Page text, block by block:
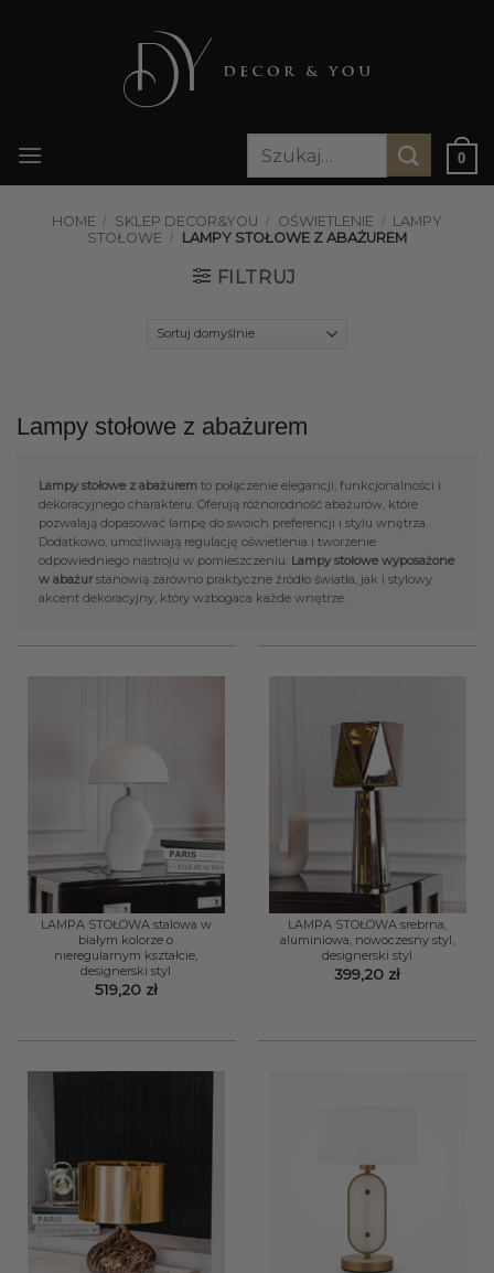
Szukaj:
0
HOME / SKLEP DECOR&YOU / OŚWIETLENIE / LAMPY
STOŁOWE / LAMPY STOŁOWE Z ABAŻUREM
FILTRUJ
Lampy stołowe z abażurem
Lampy stołowe z abażurem to połączenie elegancji, funkcjonalności i
dekoracyjnego charakteru. Oferują różnorodność abażurów, które
pozwalają dopasować lampę do swoich preferencji i stylu wnętrza.
Dodatkowo, umożliwiają regulację oświetlenia i tworzenie
odpowiedniego nastroju w pomieszczeniu. Lampy stołowe wyposażone
w abażurstanowią zarówno praktyczne źródło światła, jak i stylowy
akcent dekoracyjny, który wzbogaca każde wnętrze.
LAMPA STOŁOWA stalowa w
białym kolorze o
nieregularnym kształcie,
designerski styl
519,20 zł
LAMPA STOŁOWA srebrna,
aluminiowa, nowoczesny styl,
designerski styl
399,20 zł